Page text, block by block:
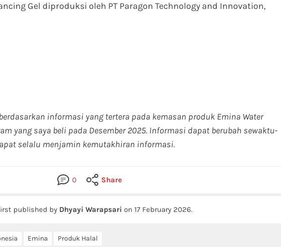
Gel diproduksi oleh PT Paragon Technology and Innovation,
informasi yang tertera pada kemasan produk Emina Water
yang saya beli pada Desember 2025. Informasi dapat berubah sewaktu-
selalu menjamin kemutakhiran informasi.
0 Share
published by Dhyayi Warapsari on 17 February 2026.
Emina Produk Halal